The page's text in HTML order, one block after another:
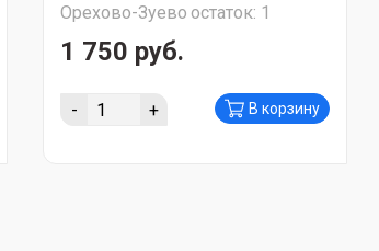
Орехово-Зуево остаток: 1
1 750 руб.
- + В корзину